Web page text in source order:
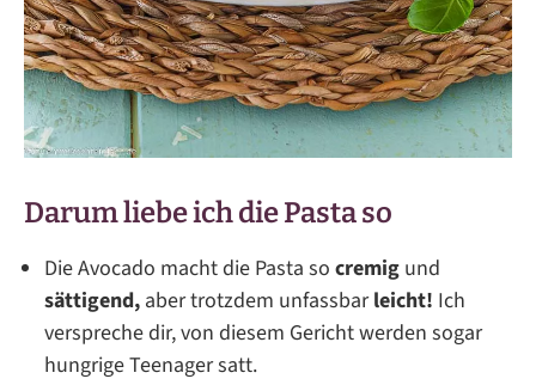
Darum liebe ich die Pasta so
Die Avocado macht die Pasta so cremig und
sättigend, aber trotzdem unfassbarleicht! Ich
verspreche dir, von diesem Gericht werden sogar
hungrige Teenager satt.